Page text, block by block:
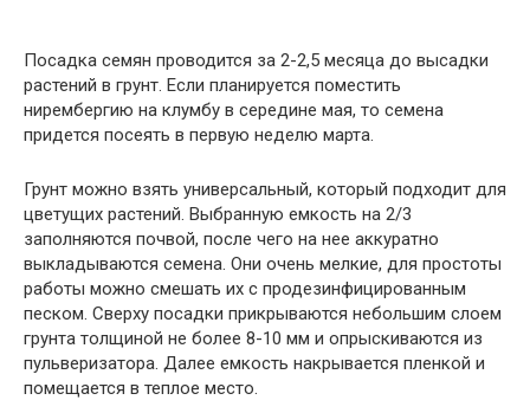
Посадка семян проводится за 2-2,5 месяца до высадки
растений в грунт. Если планируется поместить
нирембергию на клумбу в середине мая, то семена
придется посеять в первую неделю марта.
Грунт можно взять универсальный, который подходит для
цветущих растений. Выбранную емкость на 2/3
заполняются почвой, после чего на нее аккуратно
выкладываются семена. Они очень мелкие, для простоты
работы можно смешать их с продезинфицированным
песком. Сверху посадки прикрываются небольшим слоем
грунта толщиной не более 8-10 мм и опрыскиваются из
пульверизатора. Далее емкость накрывается пленкой и
помещается в теплое место.